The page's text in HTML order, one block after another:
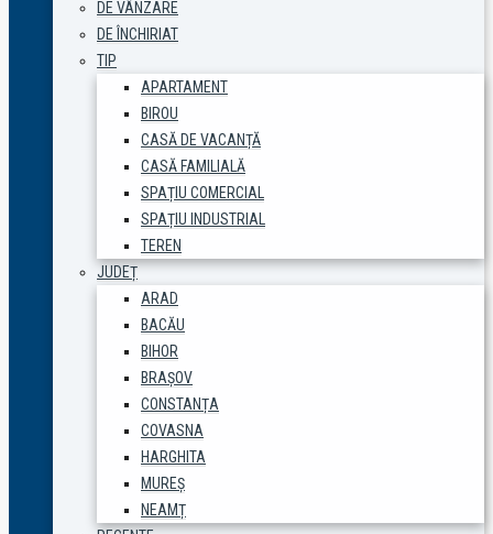
DE VÂNZARE
DE ÎNCHIRIAT
TIP
APARTAMENT
BIROU
CASĂ DE VACANȚĂ
CASĂ FAMILIALĂ
SPAȚIU COMERCIAL
SPAȚIU INDUSTRIAL
TEREN
JUDEȚ
ARAD
BACĂU
BIHOR
BRAȘOV
CONSTANȚA
COVASNA
HARGHITA
MUREȘ
NEAMȚ